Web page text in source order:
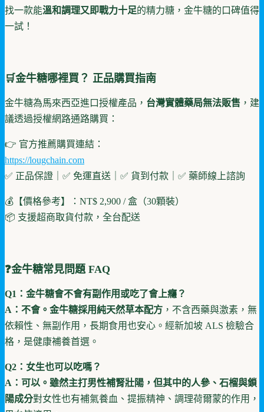
找一款能溫和調理又即戰力十足的精力糖，金牛糖的口碑值得
一試！
🛒金牛糖哪裡買？ 正品購買指南
金牛糖為馬來西亞進口授權產品， 台灣實體藥局無法販售 ，建
議透過授權網路通路購買：
👉 官方推薦購買連結：
https://lougchain.com
✅ 正品保證｜✅ 免運直送｜✅ 貨到付款｜✅ 藥師線上諮詢
💰【價格參考】：NT$ 2,900 / 盒（30顆裝）
📦 支援超商取貨付款，全台配送
❓金牛糖常見問題 FAQ
Q1：金牛糖會不會有副作用或吃了會上癮？
A：不會。金牛糖採用純天然草本配方 ，不含西藥與激素，無
依賴性、無副作用，長期食用也安心。經新加坡 ALS 檢驗合
格，是健康補養首選。
Q2：女生也可以吃嗎？
A：可以。雖然主打男性補腎壯陽，但其中的人參、石榴與鎖
陽成分對女性也有補氣養血、提振精神、調理荷爾蒙的作用，